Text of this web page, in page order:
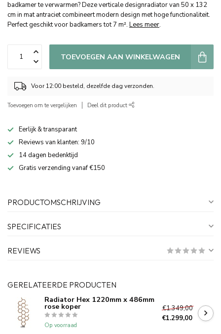
badkamer te verwarmen? Deze verticale designradiator van 50 x 132
cm in mat antraciet combineert modern design met hoge functionaliteit.
Perfect geschikt voor badkamers tot 7 m². Lees meer.
TOEVOEGEN AAN WINKELWAGEN
Voor 12:00 besteld, dezelfde dag verzonden.
Toevoegen om te vergelijken Deel dit product
Eerlijk & transparant
Reviews van klanten: 9/10
14 dagen bedenktijd
Gratis verzending vanaf €150
PRODUCTOMSCHRIJVING
SPECIFICATIES
REVIEWS
GERELATEERDE PRODUCTEN
Radiator Hex 1220mm x 486mm
rose koper
Op voorraad
€1.349,00
€1.299,00